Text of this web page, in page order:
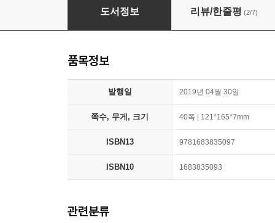
Harry Potter and the Prisoner of Azkaban
도서정보 리뷰/한줄평 (2/7)
품목정보
발행일 2019년 04월 30일
쪽수, 무게, 크기 40쪽 | 121*165*7mm
ISBN13 9781683835097
ISBN10 1683835093
관련분류